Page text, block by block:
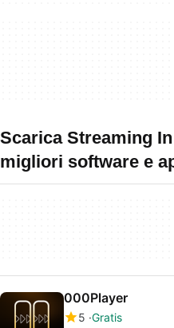
Scarica Streaming
migliori software e
000Player
5 Gratis